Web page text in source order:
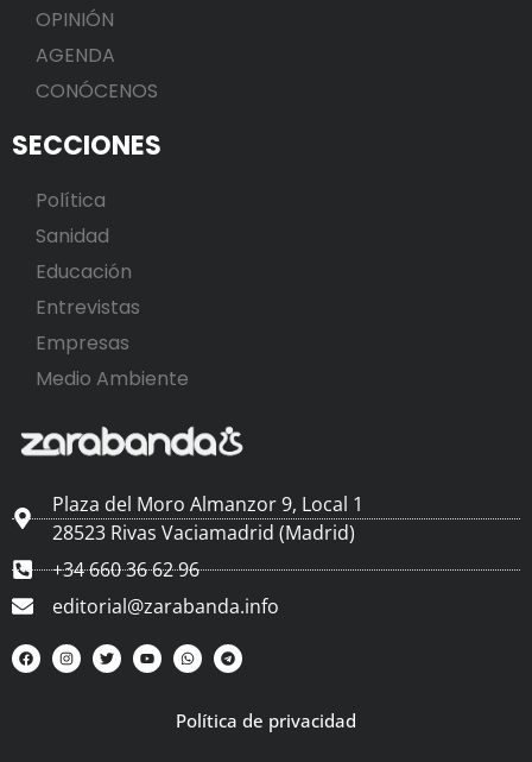
OPINIÓN
AGENDA
CONÓCENOS
SECCIONES
Política
Sanidad
Educación
Entrevistas
Empresas
Medio Ambiente
Plaza del Moro Almanzor 9, Local 1
28523 Rivas Vaciamadrid (Madrid)
+34 660 36 62 96
editorial@zarabanda.info
Política de privacidad